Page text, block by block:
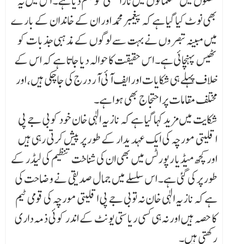
بھی نوٹ کیا گیا ہے کہ پیغمبر محمد اور ان کے خاندان کے بار ے
میں مبینہ تبصروں نے بہت سے لوگوں کے مذہبی جذبات کو
ٹھیس پہنچائی ہے۔ اس حقیقت کا حوالہ دیا جاتا ہے کہ اس کے
خلاف پہلے ہی شکایات اور ایف آئی آر درج کی جاچکی ہیں، اور
مختلف مقامات پر احتجاج بھی ہوا ہے۔
شکایت میں مزید کہا گیا ہے کہ نازیہ الٰہی خان خود کو بی جے پی
اقلیتی مورچہ کی ایک عہدیدار کے طور پر پیش کرتی رہی ہیں
اور کچھ میڈیا رپورٹس میں بھی ان کی شناخت تنظیم کی لیڈر کے
طور پر کی گئی ہے۔ اس سلسلے میں جمال صدیقی نے وضاحت کی
ہے کہ نازیہ الٰہی خان نہ تو بی جے پی اقلیتی مورچہ کی قومی ٹیم
کا حصہ ہیں اور نہ ہی کسی ریاستی یونٹ کے اندر کوئی ذمہ داری
رکھتی ہیں۔